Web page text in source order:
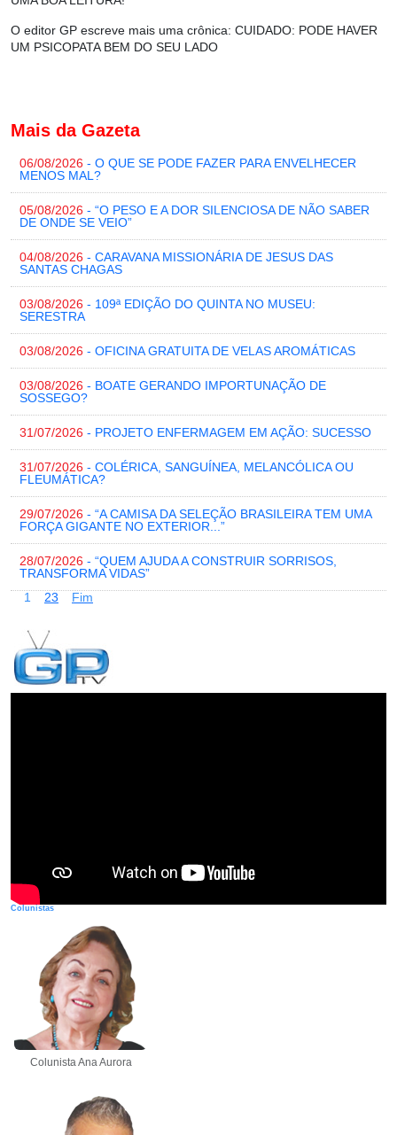
O editor GP escreve mais uma crônica: CUIDADO: PODE HAVER
UM PSICOPATA BEM DO SEU LADO
Mais da Gazeta
06/08/2026 - O QUE SE PODE FAZER PARA ENVELHECER
MENOS MAL?
05/08/2026 - “O PESO E A DOR SILENCIOSA DE NÃO SABER
DE ONDE SE VEIO”
04/08/2026 - CARAVANA MISSIONÁRIA DE JESUS DAS
SANTAS CHAGAS
03/08/2026 - 109ª EDIÇÃO DO QUINTA NO MUSEU:
SERESTRA
03/08/2026 - OFICINA GRATUITA DE VELAS AROMÁTICAS
03/08/2026 - BOATE GERANDO IMPORTUNAÇÃO DE
SOSSEGO?
31/07/2026 - PROJETO ENFERMAGEM EM AÇÃO: SUCESSO
31/07/2026 - COLÉRICA, SANGUÍNEA, MELANCÓLICA OU
FLEUMÁTICA?
29/07/2026 - “A CAMISA DA SELEÇÃO BRASILEIRA TEM UMA
FORÇA GIGANTE NO EXTERIOR...”
28/07/2026 - “QUEM AJUDA A CONSTRUIR SORRISOS,
TRANSFORMA VIDAS”
1
23 Fim
Colunistas
Colunista Ana Aurora